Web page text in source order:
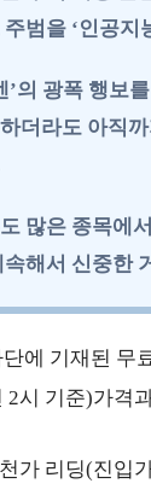
범을 ‘인공지
’의 광폭 행보
더라도 아직
많은 종목에
속해서 신중한
에 기재된 무
2시 기준)가격
가 리딩(진입